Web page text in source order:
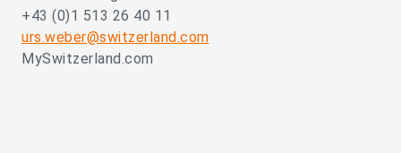
+43 (0)1 513 26 40 11
urs.weber@switzerland.com
MySwitzerland.com